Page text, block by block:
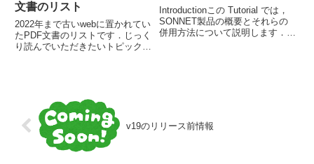
文書のリスト
2022年まで古いwebに置かれてい
たPDF文書のリストです．じっく
り読んでいただきたいトピックを
Introductionこの Tutorial では，
SONNET製品の概要とそれらの
併用方法について説明します．グ
v19のリリース前情報